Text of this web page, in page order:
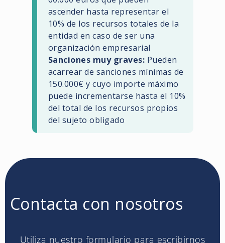
ascender hasta representar el
10% de los recursos totales de la
entidad en caso de ser una
organización empresarial
Sanciones muy graves: Pueden
acarrear de sanciones mínimas de
150.000€ y cuyo importe máximo
puede incrementarse hasta el 10%
del total de los recursos propios
del sujeto obligado
Contacta con nosotros
Utiliza nuestro formulario para escribirnos